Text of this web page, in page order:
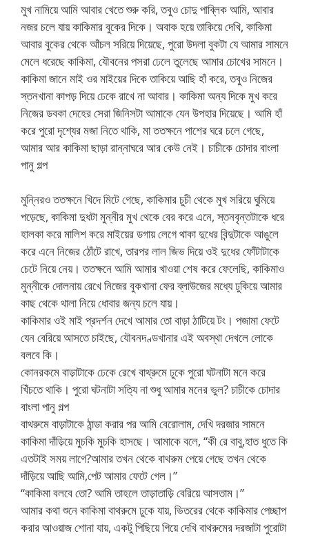
মুখ নামিয়ে আমি আবার খেতে শুরু করি, তবুও চোদু পাব্লিক আমি, আবার
নজর চলে যায় কাকিমার বুকের দিকে। অবাক হয়ে তাকিয়ে দেখি, কাকিমা
আবার বুকের থেকে আঁচল সরিয়ে দিয়েছে, পুরো উদলা বুকটা যে আমার সামনে
মেলে ধরেছে কাকিমা, যৌবনের পসরা ঢেলে তুলেছে আমার চোখের সামনে।
কাকিমা জানে মাই ওর মাইয়ের দিকে তাকিয়ে আছি হাঁ করে, তবুও নিজের
স্তনখানা কাপড় দিয়ে ঢেকে রাখে না আবার। কাকিমা অন্য দিকে মুখ করে
নিজের ডবকা দেহের সেরা জিনিসটা আমাকে যেন উপহার দিয়েছে। আমি হাঁ
করে পুরো দৃশ্যের মজা নিতে থাকি, মা ততক্ষনে পাশের ঘরে চলে গেছে,
আমার আর কাকিমা ছাড়া রান্নাঘরে আর কেউ নেই। চাচীকে চোদার বাংলা
পানু গল্প
মুন্নিরও ততক্ষনে খিদে মিটে গেছে, কাকিমার চুচী থেকে মুখ সরিয়ে ঘুমিয়ে
পড়েছে, কাকিমা দুধটা মুন্নীর মুখ থেকে বের করে এনে, স্তনবৃন্তটাকে ধরে
হালকা করে মালিশ করে মাইয়ের ডগায় লেগে থাকা দুধের বিন্দুটাকে আঙুলে
করে এনে নিজের ঠোঁটে রাখে, তারপর লাল জিভ দিয়ে ওই দুধের ফোঁটাটাকে
চেটে নিয়ে নেয়। ততক্ষনে আমি আমার খাওয়া শেষ করে ফেলেছি, কাকিমাও
মুন্নীকে দোলনায় রেখে নিজের বুকখানা ফের ব্লাউজের মধ্যে ঢুকিয়ে আমার
কাছ থেকে থালা নিয়ে ধোবার জন্য চলে যায়।
কাকিমার ওই মাই প্রদর্শন দেখে আমার তো বাড়া ঠাটিয়ে টং। পজামা ফেটে
যেন বেরিয়ে আসতে চাইছে, যৌবনদণ্ডখানার এই অবস্থা দেখলে লোকে
বলবে কি।
কোনরকমে বাড়াটাকে ঢেকে রেখে বাথ্রুমে ঢুকে পুরো ঘটনাটা মনে করে
খিঁচতে থাকি। পুরো ঘটনাটা সত্যি না শুধু আমার মনের ভুল? চাচীকে চোদার
বাংলা পানু গল্প
বাথরুমে বাড়াটাকে ঠান্ডা করার পর আমি বেরোলাম, দেখি দরজার সামনে
কাকিমা দাঁড়িয়ে মুচকি মুচকি হাসছে। আমাকে বলে, “কী রে বাবু,হাত ধুতে কি
এতটাই সময় লাগে?আমার তখন থেকে বাথরুম পেয়ে গেছে তখন থেকে
দাঁড়িয়ে আছি আমি,পেট আমার ফেটে গেল।”
“কাকিমা বলবে তো? আমি তাহলে তাড়াতাড়ি বেরিয়ে আসতাম।”
আমার কথা শুনে কাকিমা বাথরুমে ঢুকে যায়, ভিতরের থেকে কাকিমার পেচ্ছাপ
করার আওয়াজ শোনা যায়, একটু পিছিয়ে গিয়ে দেখি বাথরুমের দরজাটা পুরোটা